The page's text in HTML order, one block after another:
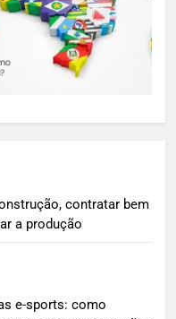
contratar bem
a produção
e-sports: como